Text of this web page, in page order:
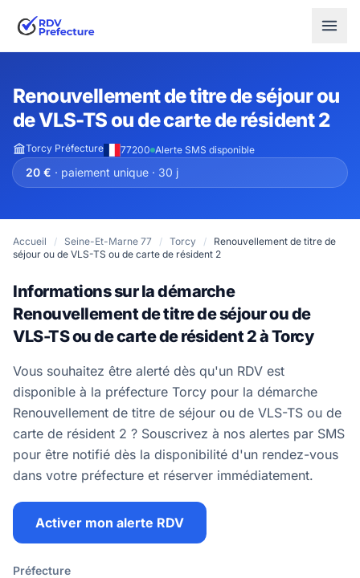
Renouvellement de titre de séjour ou
de VLS-TS ou de carte de résident 2
Torcy Préfecture 77200 Alerte SMS disponible
20 € · paiement unique · 30 j
Accueil / Seine-Et-Marne 77 / Torcy /
Renouvellement de titre de
séjour ou de VLS-TS ou de carte de résident 2
Informations sur la démarche
Renouvellement de titre de séjour ou de
VLS-TS ou de carte de résident 2 à Torcy
Vous souhaitez être alerté dès qu'un RDV est
disponible à la préfecture Torcy pour la démarche
Renouvellement de titre de séjour ou de VLS-TS ou de
carte de résident 2 ? Souscrivez à nos alertes par SMS
pour être notifié dès la disponibilité d'un rendez-vous
dans votre préfecture et réserver immédiatement.
Activer mon alerte RDV
Préfecture